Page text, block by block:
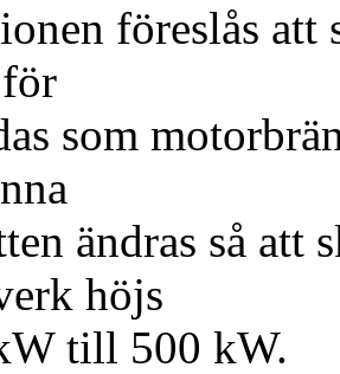
föreslås att
som
ändras så att
höjs
till 500 kW.